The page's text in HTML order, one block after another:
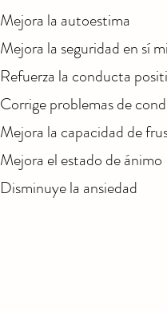
Mejora la autoestima
Mejora la seguridad en sí
Refuerza la conducta
Corrige problemas de
Mejora la capacidad de
Mejora el estado de ánimo
Disminuye la ansiedad